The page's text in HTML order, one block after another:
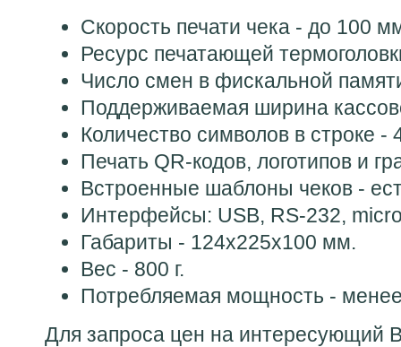
Скорость печати чека - до 100
Ресурс печатающей
Число смен в фискальной
Поддерживаемая ширина
Количество символов в строке -
Печать QR-кодов, логотипов и
Встроенные шаблоны чеков -
Интерфейсы: USB, RS-232,
Габариты - 124x225x100 мм.
Вес - 800 г.
Потребляемая мощность -
Для запроса цен на интересующий